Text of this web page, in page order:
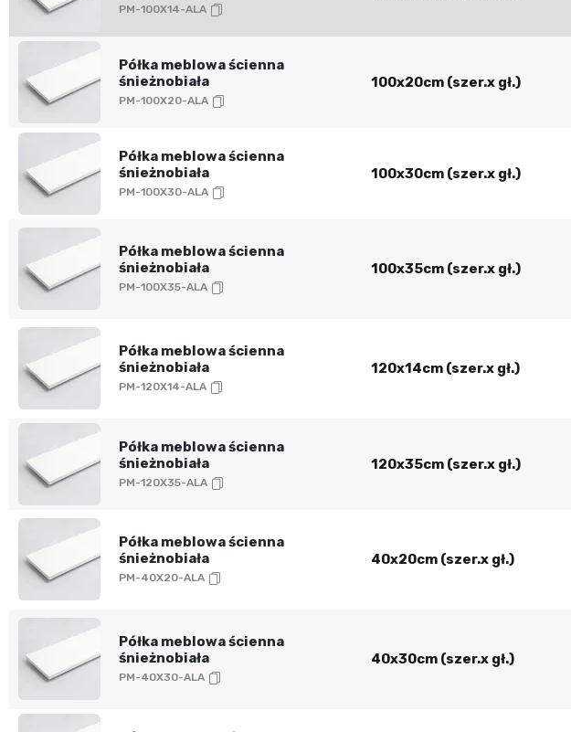
PM-100X14-ALA
Półka meblowa ścienna
śnieżnobiała
PM-100X20-ALA
100x20cm (szer.x gł.)
Półka meblowa ścienna
śnieżnobiała
PM-100X30-ALA
100x30cm (szer.x gł.)
Półka meblowa ścienna
śnieżnobiała
PM-100X35-ALA
100x35cm (szer.x gł.)
Półka meblowa ścienna
śnieżnobiała
PM-120X14-ALA
120x14cm (szer.x gł.)
Półka meblowa ścienna
śnieżnobiała
PM-120X35-ALA
120x35cm (szer.x gł.)
Półka meblowa ścienna
śnieżnobiała
PM-40X20-ALA
40x20cm (szer.x gł.)
Półka meblowa ścienna
śnieżnobiała
PM-40X30-ALA
40x30cm (szer.x gł.)